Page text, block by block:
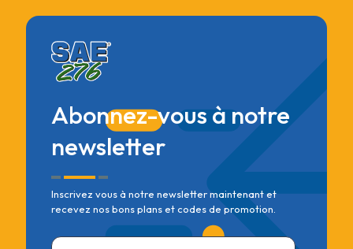
Abonnez-vous à notre
newsletter
Inscrivez vous à notre newsletter maintenant et
recevez nos bons plans et codes de promotion.